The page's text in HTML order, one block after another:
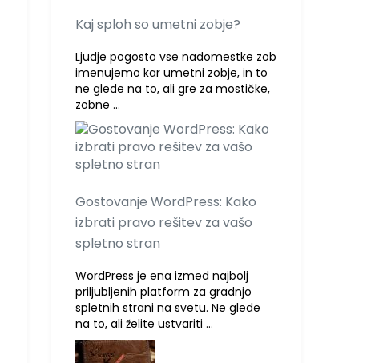
Kaj sploh so umetni zobje?
Ljudje pogosto vse nadomestke zob
imenujemo kar umetni zobje, in to
ne glede na to, ali gre za mostičke,
zobne …
Gostovanje WordPress: Kako
izbrati pravo rešitev za vašo
spletno stran
WordPress je ena izmed najbolj
priljubljenih platform za gradnjo
spletnih strani na svetu. Ne glede
na to, ali želite ustvariti …